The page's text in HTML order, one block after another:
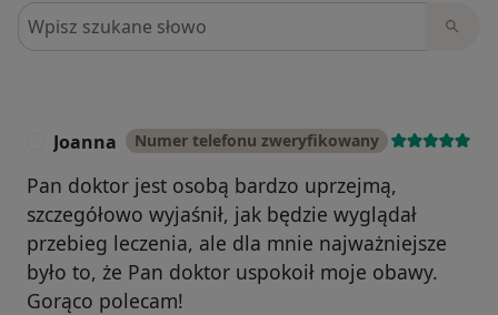
Szukaj w opiniach
Joanna Numer telefonu zweryfikowany
Pan doktor jest osobą bardzo uprzejmą,
szczegółowo wyjaśnił, jak będzie wyglądał
przebieg leczenia, ale dla mnie najważniejsze
było to, że Pan doktor uspokoił moje obawy.
Gorąco polecam!